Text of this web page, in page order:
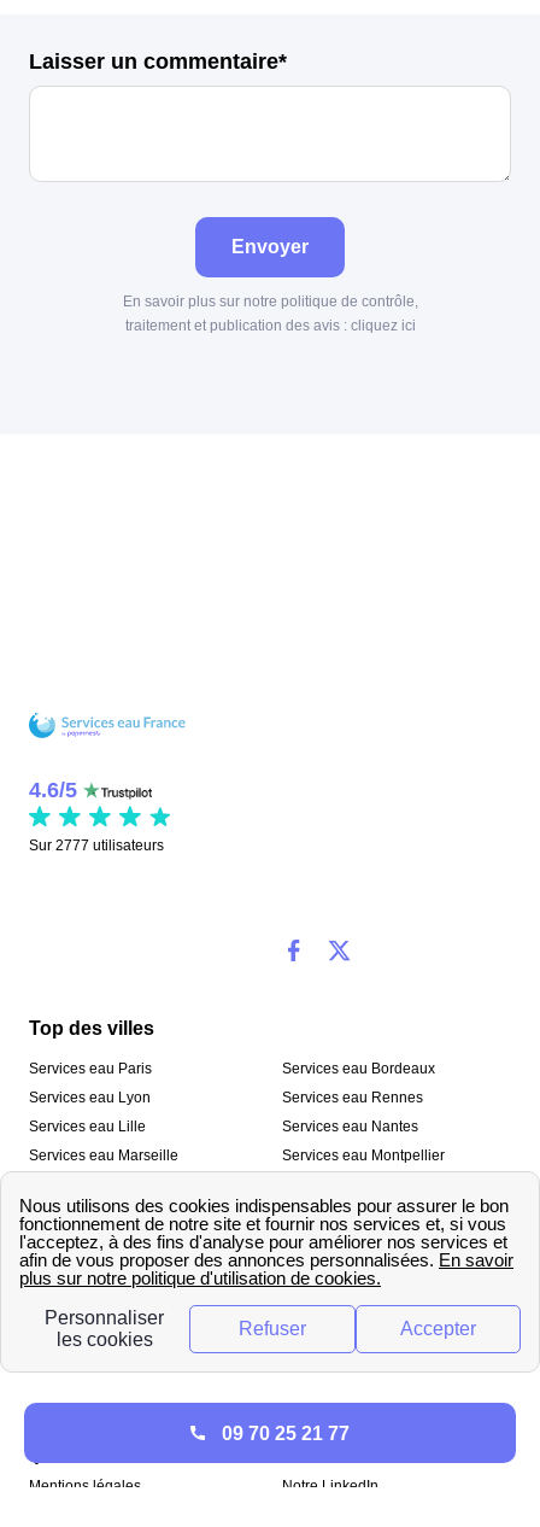
Laisser un commentaire*
Envoyer
En savoir plus sur notre politique de contrôle,
traitement et publication des avis : cliquez ici
4.6/5
Sur 2777 utilisateurs
Top des villes
Services eau Paris
Services eau Lyon
Services eau Lille
Services eau Marseille
Services eau Toulon
Services eau Bordeaux
Services eau Rennes
Services eau Nantes
Services eau Montpellier
Services eau Strasbourg
Nos outils
🛁 Simulateur consommation eau
💧 Comparer les fournisseurs
d’eau
Qui sommes-nous ?
Mentions légales
Notre LinkedIn
09 70 25 21 77